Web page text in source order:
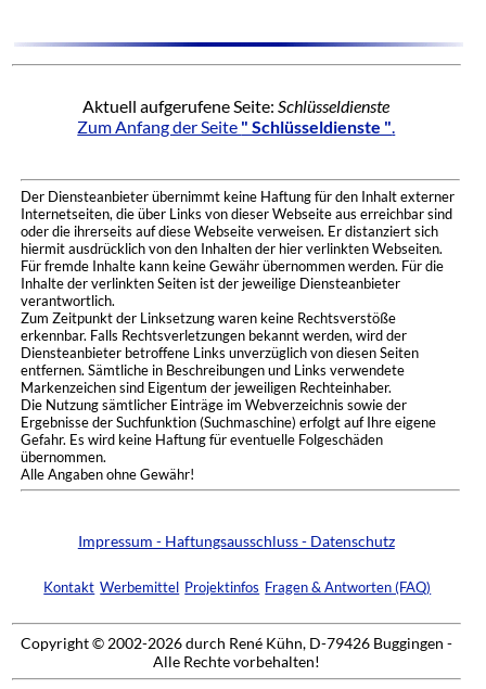
Aktuell aufgerufene Seite: Schlüsseldienste
Zum Anfang der Seite " Schlüsseldienste "
Der Diensteanbieter übernimmt keine Haftung für den Inhalt externer
Internetseiten, die über Links von dieser Webseite aus erreichbar sind
oder die ihrerseits auf diese Webseite verweisen. Er distanziert sich
hiermit ausdrücklich von den Inhalten der hier verlinkten Webseiten.
Für fremde Inhalte kann keine Gewähr übernommen werden. Für die
Inhalte der verlinkten Seiten ist der jeweilige Diensteanbieter
verantwortlich.
Zum Zeitpunkt der Linksetzung waren keine Rechtsverstöße
erkennbar. Falls Rechtsverletzungen bekannt werden, wird der
Diensteanbieter betroffene Links unverzüglich von diesen Seiten
entfernen. Sämtliche in Beschreibungen und Links verwendete
Markenzeichen sind Eigentum der jeweiligen Rechteinhaber.
Die Nutzung sämtlicher Einträge im Webverzeichnis sowie der
Ergebnisse der Suchfunktion (Suchmaschine) erfolgt auf Ihre eigene
Gefahr. Es wird keine Haftung für eventuelle Folgeschäden
übernommen.
Alle Angaben ohne Gewähr!
Impressum - Haftungsausschluss - Datenschutz
Kontakt Werbemittel Projektinfos Fragen & Antworten (FAQ)
Copyright © 2002-2026 durch René Kühn, D-79426 Buggingen -
Alle Rechte vorbehalten!